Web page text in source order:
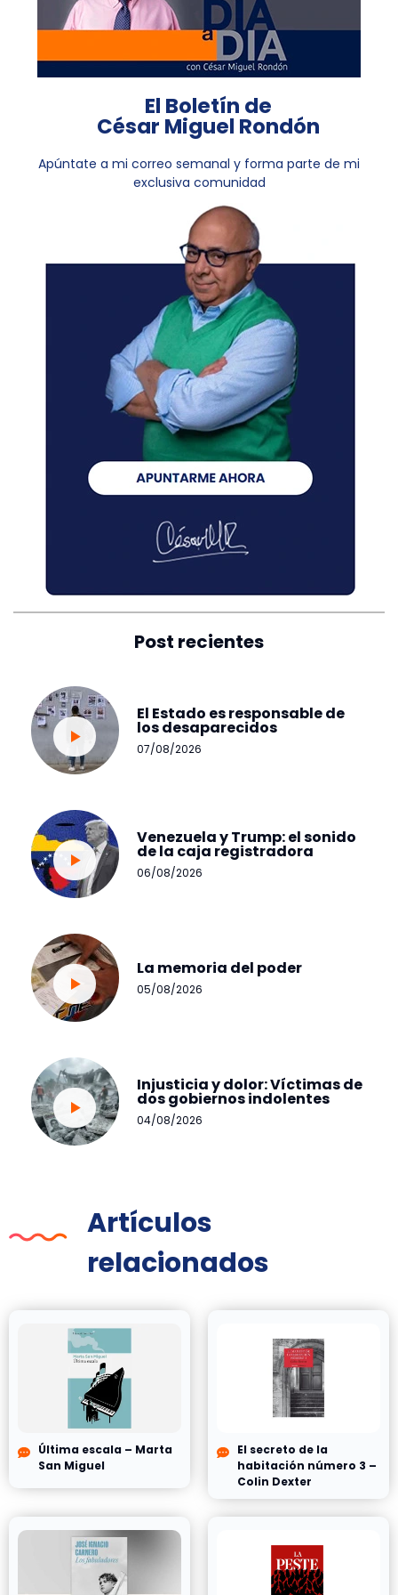
El Boletín de
César Miguel Rondón
Apúntate a mi correo semanal y forma parte de mi
exclusiva comunidad
Post recientes
El Estado es responsable de
los desaparecidos
07/08/2026
Venezuela y Trump: el sonido
de la caja registradora
06/08/2026
La memoria del poder
05/08/2026
Injusticia y dolor: Víctimas de
dos gobiernos indolentes
04/08/2026
Artículos
relacionados
Última escala – Marta
San Miguel
El secreto de la
habitación número 3 –
Colin Dexter